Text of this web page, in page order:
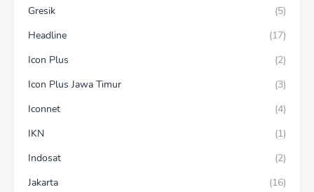
Gresik
(5)
Headline
(17)
Icon Plus
(2)
Icon Plus Jawa Timur
(3)
Iconnet
(4)
IKN
(1)
Indosat
(2)
Jakarta
(16)